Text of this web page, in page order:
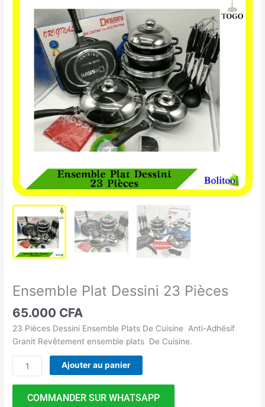
Ensemble Plat Dessini 23 Pièces
65.000 CFA
23 Pièces Dessini Ensemble Plats De Cuisine Anti-Adhésif
Granit Revêtement ensemble plats De Cuisine.
Ajouter au panier
COMMANDER SUR WHATSAPP